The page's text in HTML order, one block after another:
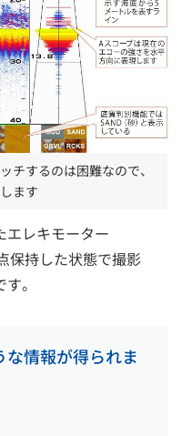
チするのは困難なので、
ます
エレキモーター
保持した状態で撮影
。
な情報が得られま